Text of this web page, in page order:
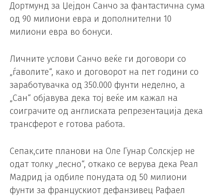
Дортмунд за Џејдон Санчо за фантастична сума
од 90 милиони евра и дополнителни 10
милиони евра во бонуси.
Личните услови Санчо веќе ги договори со
„ѓаволите“, како и договорот на пет години со
заработувачка од 350.000 фунти неделно, а
„Сан“ објавува дека тој веќе им кажал на
соиграчите од англиската репрезентација дека
трансферот е готова работа.
Сепак,сите планови на Оле Гунар Солскјер не
одат толку „лесно“, откако се верува дека Реал
Мадрид ја одбиле понудата од 50 милиони
фунти за францускиот дефанзивец Рафаел